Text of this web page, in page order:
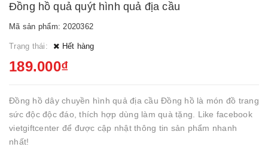
Đồng hồ quả quýt hình quả địa cầu
Mã sản phẩm: 2020362
Trạng thái: Hết hàng
189.000₫
Đồng hồ dây chuyền hình quả địa cầu Đồng hồ là món đồ trang
sức độc độc đáo, thích hợp dùng làm quà tặng. Like facebook
vietgiftcenter để được cập nhật thông tin sản phẩm nhanh
nhất!